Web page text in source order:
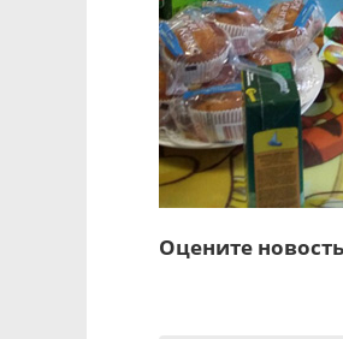
Оцените